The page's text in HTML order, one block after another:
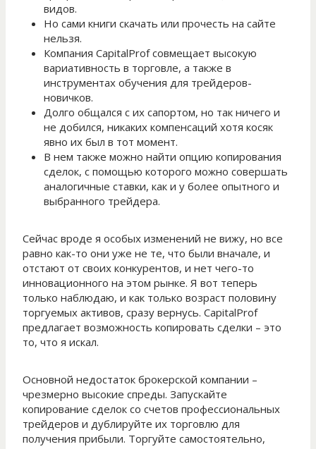
видов.
Но сами книги скачать или прочесть на сайте
нельзя.
Компания CapitalProf совмещает высокую
вариативность в торговле, а также в
инструментах обучения для трейдеров-
новичков.
Долго общался с их сапортом, но так ничего и
не добился, никаких компенсаций хотя косяк
явно их был в тот момент.
В нем также можно найти опцию копирования
сделок, с помощью которого можно совершать
аналогичные ставки, как и у более опытного и
выбранного трейдера.
Сейчас вроде я особых изменений не вижу, но все
равно как-то они уже не те, что были вначале, и
отстают от своих конкурентов, и нет чего-то
инновационного на этом рынке. Я вот теперь
только наблюдаю, и как только возраст половину
торгуемых активов, сразу вернусь. CapitalProf
предлагает возможность копировать сделки – это
то, что я искал.
Основной недостаток брокерской компании –
чрезмерно высокие спреды. Запускайте
копирование сделок со счетов профессиональных
трейдеров и дублируйте их торговлю для
получения прибыли. Торгуйте самостоятельно,